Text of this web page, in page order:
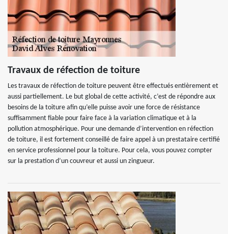
Travaux de réfection de toiture
Les travaux de réfection de toiture peuvent être effectués entièrement et
aussi partiellement. Le but global de cette activité, c’est de répondre aux
besoins de la toiture afin qu’elle puisse avoir une force de résistance
suffisamment fiable pour faire face à la variation climatique et à la
pollution atmosphérique. Pour une demande d’intervention en réfection
de toiture, il est fortement conseillé de faire appel à un prestataire certifié
en service professionnel pour la toiture. Pour cela, vous pouvez compter
sur la prestation d’un couvreur et aussi un zingueur.